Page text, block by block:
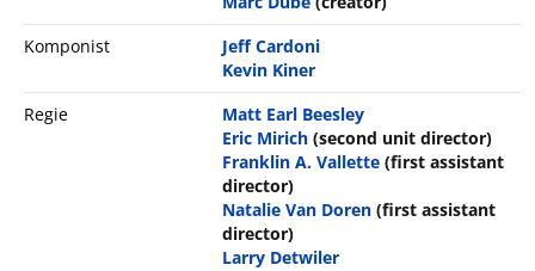
Komponist
Jeff Cardoni
Kevin Kiner
Regie
Matt Earl Beesley
Eric Mirich (second unit director)
Franklin A. Vallette (first assistant
director)
Natalie Van Doren (first assistant
director)
Larry Detwiler